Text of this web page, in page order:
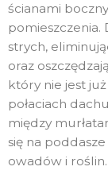
ścianami
pomieszczenia.
strych,
oraz
który nie jest
połaciach
między
się na
owadów i roślin.